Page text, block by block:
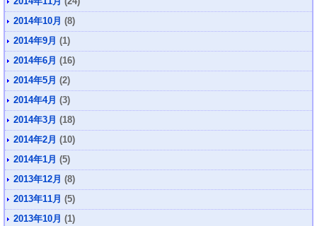
2014年10月 (8)
2014年9月 (1)
2014年6月 (16)
2014年5月 (2)
2014年4月 (3)
2014年3月 (18)
2014年2月 (10)
2014年1月 (5)
2013年12月 (8)
2013年11月 (5)
2013年10月 (1)